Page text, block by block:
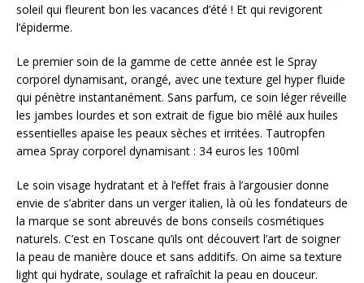
soleil qui fleurent bon les vacances d’été ! Et qui revigorent
l’épiderme.
Le premier soin de la gamme de cette année est le Spray
corporel dynamisant, orangé, avec une texture gel hyper fluide
qui pénètre instantanément. Sans parfum, ce soin léger réveille
les jambes lourdes et son extrait de figue bio mêlé aux huiles
essentielles apaise les peaux sèches et irritées. Tautropfen
amea Spray corporel dynamisant : 34 euros les 100ml
Le soin visage hydratant et à l’effet frais à l’argousier donne
envie de s’abriter dans un verger italien, là où les fondateurs de
la marque se sont abreuvés de bons conseils cosmétiques
naturels. C’est en Toscane qu’ils ont découvert l’art de soigner
la peau de manière douce et sans additifs. On aime sa texture
light qui hydrate, soulage et rafraîchit la peau en douceur.